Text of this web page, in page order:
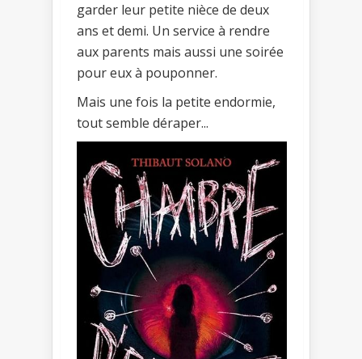
garder leur petite nièce de deux
ans et demi. Un service à rendre
aux parents mais aussi une soirée
pour eux à pouponner.
Mais une fois la petite endormie,
tout semble déraper...